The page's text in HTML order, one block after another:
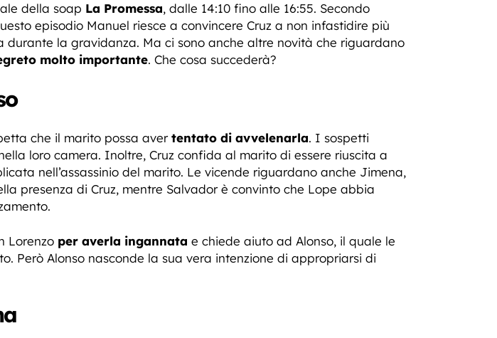
della soap La Promessa, dalle 14:10 fino alle 16:55. Secondo
episodio Manuel riesce a convincere Cruz a non infastidire più
la gravidanza. Ma ci sono anche altre novità che riguardano
molto importante. Che cosa succederà?
che il marito possa avertentato di avvelenarla. I sospetti
loro camera. Inoltre, Cruz confida al marito di essere riuscita a
nell’assassinio del marito. Le vicende riguardano anche Jimena,
presenza di Cruz, mentre Salvador è convinto che Lope abbia
Lorenzo per averla ingannata e chiede aiuto ad Alonso, il quale le
Però Alonso nasconde la sua vera intenzione di appropriarsi di